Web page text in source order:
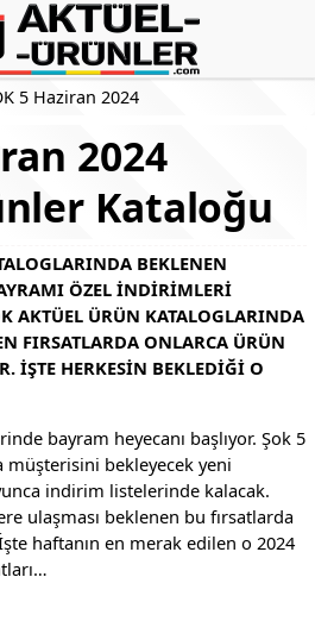
5 Haziran 2024
2024
Kataloğu
BEKLENEN
ÖZEL INDIRIMLERI
AKTÜEL ÜRÜN KATALOGLARINDA
FIRSATLARDA ONLARCA ÜRÜN
İŞTE HERKESIN BEKLEDIĞI O
bayram heyecanı başlıyor. Şok 5
müşterisini bekleyecek yeni
indirim listelerinde kalacak.
ulaşması beklenen bu fırsatlarda
haftanın en merak edilen o 2024